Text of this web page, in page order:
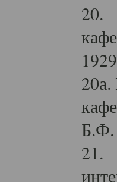
20.
Б.Ф.
21.